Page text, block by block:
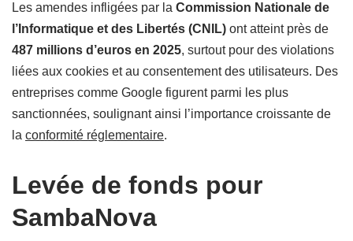
Les amendes infligées par la Commission Nationale de
l’Informatique et des Libertés (CNIL) ont atteint près de
487 millions d’euros en 2025, surtout pour des violations
liées aux cookies et au consentement des utilisateurs. Des
entreprises comme Google figurent parmi les plus
sanctionnées, soulignant ainsi l’importance croissante de
la conformité réglementaire.
Levée de fonds pour
SambaNova